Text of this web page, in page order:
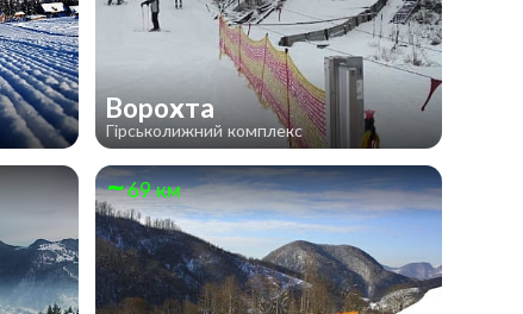
Ворохта
Гірськолижний комплекс
69 км